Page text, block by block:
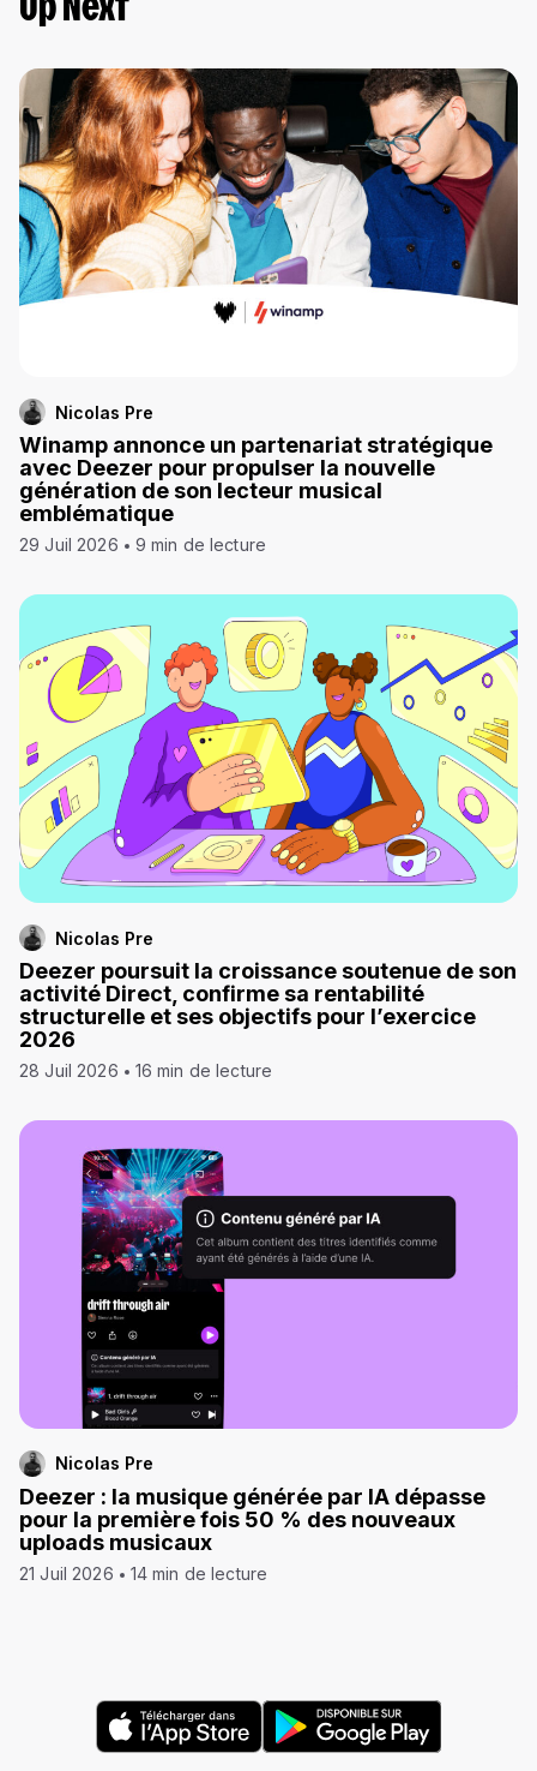
Up Next
Nicolas Pre
Winamp annonce un partenariat stratégique
avec Deezer pour propulser la nouvelle
génération de son lecteur musical
emblématique
29 Juil 2026 9 min de lecture
Nicolas Pre
Deezer poursuit la croissance soutenue de son
activité Direct, confirme sa rentabilité
structurelle et ses objectifs pour l’exercice
2026
28 Juil 2026 16 min de lecture
Nicolas Pre
Deezer : la musique générée par IA dépasse
pour la première fois 50 % des nouveaux
uploads musicaux
21 Juil 2026 14 min de lecture